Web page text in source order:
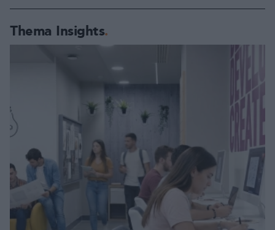
Thema Insights